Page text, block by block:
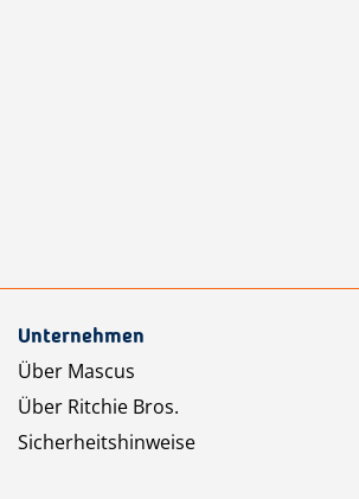
Unternehmen
Über Mascus
Über Ritchie Bros.
Sicherheitshinweise